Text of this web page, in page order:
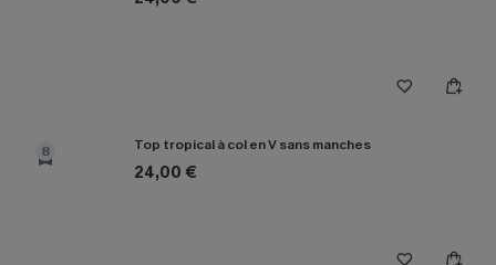
8 Top tropical à col en V sans manches
24,00 €